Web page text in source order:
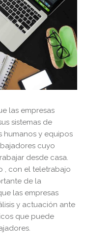
las empresas
sistemas de
humanos y equipos
cuyo
desde casa.
, con el teletrabajo
de la
las empresas
y actuación ante
que puede